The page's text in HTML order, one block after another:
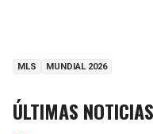
MLS MUNDIAL 2026
ÚLTIMAS NOTICIAS